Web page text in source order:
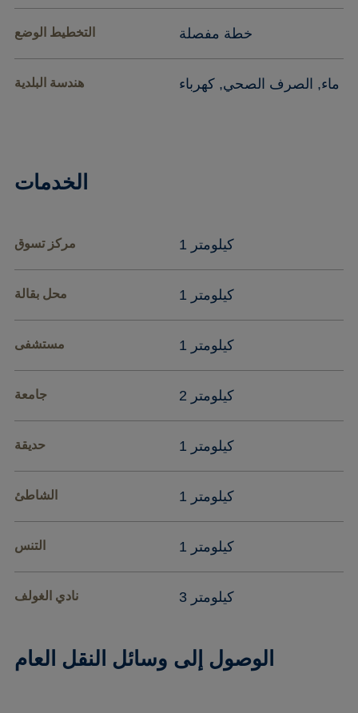
التخطيط الوضع خطة مفصلة
هندسة البلدية ماء, الصرف الصحي, كهرباء
الخدمات
مركز تسوق 1 كيلومتر
محل بقالة 1 كيلومتر
مستشفى 1 كيلومتر
جامعة 2 كيلومتر
حديقة 1 كيلومتر
الشاطئ 1 كيلومتر
التنس 1 كيلومتر
نادي الغولف 3 كيلومتر
الوصول إلى وسائل النقل العام